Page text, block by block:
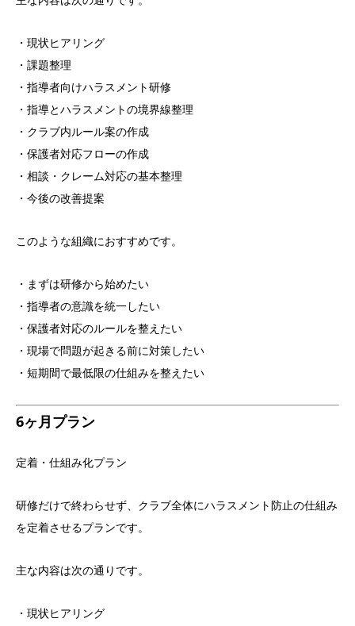
・現状ヒアリング
・課題整理
・指導者向けハラスメント研修
・指導とハラスメントの境界線整理
・クラブ内ルール案の作成
・保護者対応フローの作成
・相談・クレーム対応の基本整理
・今後の改善提案
このような組織におすすめです。
・まずは研修から始めたい
・指導者の意識を統一したい
・保護者対応のルールを整えたい
・現場で問題が起きる前に対策したい
・短期間で最低限の仕組みを整えたい
6ヶ月プラン
定着・仕組み化プラン
研修だけで終わらせず、クラブ全体にハラスメント防止の仕組み
を定着させるプランです。
主な内容は次の通りです。
・現状ヒアリング